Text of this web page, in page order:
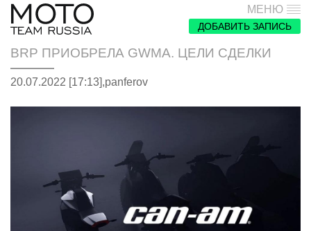
МЕНЮ
ДОБАВИТЬ ЗАПИСЬ
BRP ПРИОБРЕЛА GWMA. ЦЕЛИ СДЕЛКИ
20.07.2022 [17:13],panferov